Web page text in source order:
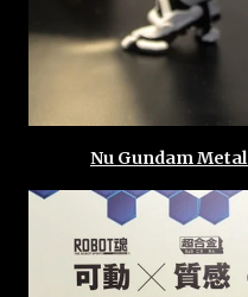
Nu Gundam